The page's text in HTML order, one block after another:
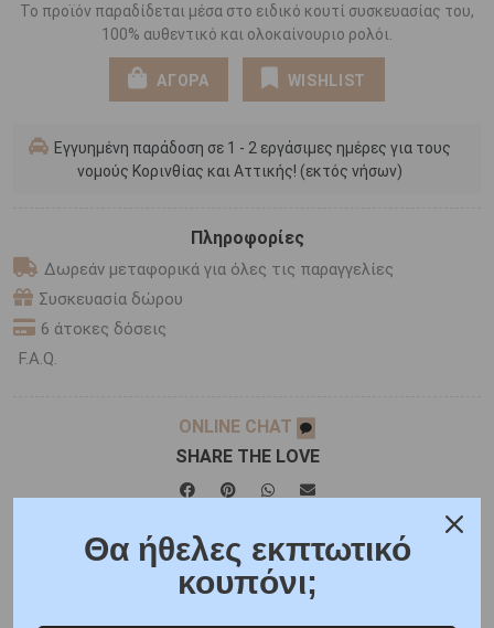
Το προϊόν παραδίδεται μέσα στο ειδικό κουτί συσκευασίας του,
100% αυθεντικό και ολοκαίνουριο ρολόι.
ΑΓΟΡΑ WISHLIST
Εγγυημένη παράδοση σε 1 - 2 εργάσιμες ημέρες για τους
νομούς Κορινθίας και Αττικής! (εκτός νήσων)
Πληροφορίες
Δωρεάν μεταφορικά για όλες τις παραγγελίες
Συσκευασία δώρου
6 άτοκες δόσεις
F.A.Q.
ONLINE CHAT
SHARE THE LOVE
Χαρακτηριστικά Χαρακτηριστικά Ρολογιών
Ρωτήστε μας
Θα ήθελες εκπτωτικό
κουπόνι;